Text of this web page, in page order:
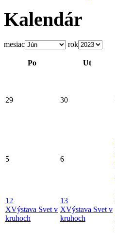
Kalendár
mesiac rok
Po Ut
29 30
5 6
12
XVýstava Svet v
kruhoch
13
XVýstava Svet v
kruhoch